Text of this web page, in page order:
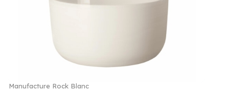
Manufacture Rock Blanc